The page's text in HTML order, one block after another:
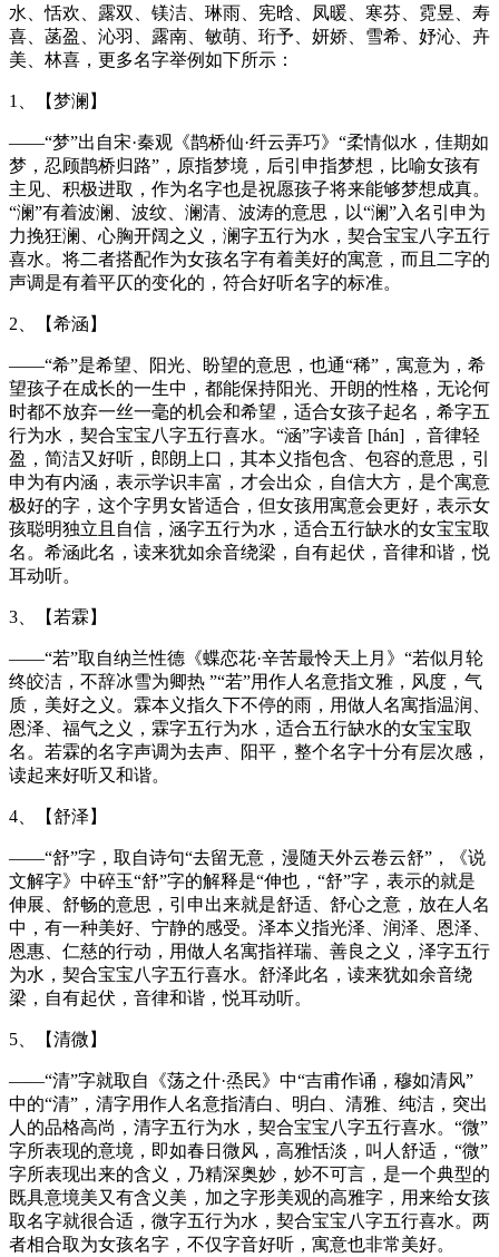
水、恬欢、露双、镁洁、琳雨、宪晗、凤暖、寒芬、霓昱、寿
喜、菡盈、沁羽、露南、敏萌、珩予、妍娇、雪希、妤沁、卉
美、林喜，更多名字举例如下所示：
1、【梦澜】
——“梦”出自宋·秦观《鹊桥仙·纤云弄巧》“柔情似水，佳期如
梦，忍顾鹊桥归路”，原指梦境，后引申指梦想，比喻女孩有
主见、积极进取，作为名字也是祝愿孩子将来能够梦想成真。
“澜”有着波澜、波纹、澜清、波涛的意思，以“澜”入名引申为
力挽狂澜、心胸开阔之义，澜字五行为水，契合宝宝八字五行
喜水。将二者搭配作为女孩名字有着美好的寓意，而且二字的
声调是有着平仄的变化的，符合好听名字的标准。
2、【希涵】
——“希”是希望、阳光、盼望的意思，也通“稀”，寓意为，希
望孩子在成长的一生中，都能保持阳光、开朗的性格，无论何
时都不放弃一丝一毫的机会和希望，适合女孩子起名，希字五
行为水，契合宝宝八字五行喜水。“涵”字读音 [hán] ，音律轻
盈，简洁又好听，郎朗上口，其本义指包含、包容的意思，引
申为有内涵，表示学识丰富，才会出众，自信大方，是个寓意
极好的字，这个字男女皆适合，但女孩用寓意会更好，表示女
孩聪明独立且自信，涵字五行为水，适合五行缺水的女宝宝取
名。希涵此名，读来犹如余音绕梁，自有起伏，音律和谐，悦
耳动听。
3、【若霖】
——“若”取自纳兰性德《蝶恋花·辛苦最怜天上月》“若似月轮
终皎洁，不辞冰雪为卿热 ”“若”用作人名意指文雅，风度，气
质，美好之义。霖本义指久下不停的雨，用做人名寓指温润、
恩泽、福气之义，霖字五行为水，适合五行缺水的女宝宝取
名。若霖的名字声调为去声、阳平，整个名字十分有层次感，
读起来好听又和谐。
4、【舒泽】
——“舒”字，取自诗句“去留无意，漫随天外云卷云舒”，《说
文解字》中碎玉“舒”字的解释是“伸也，“舒”字，表示的就是
伸展、舒畅的意思，引申出来就是舒适、舒心之意，放在人名
中，有一种美好、宁静的感受。泽本义指光泽、润泽、恩泽、
恩惠、仁慈的行动，用做人名寓指祥瑞、善良之义，泽字五行
为水，契合宝宝八字五行喜水。舒泽此名，读来犹如余音绕
梁，自有起伏，音律和谐，悦耳动听。
5、【清微】
——“清”字就取自《荡之什·烝民》中“吉甫作诵，穆如清风”
中的“清”，清字用作人名意指清白、明白、清雅、纯洁，突出
人的品格高尚，清字五行为水，契合宝宝八字五行喜水。“微”
字所表现的意境，即如春日微风，高雅恬淡，叫人舒适，“微”
字所表现出来的含义，乃精深奥妙，妙不可言，是一个典型的
既具意境美又有含义美，加之字形美观的高雅字，用来给女孩
取名字就很合适，微字五行为水，契合宝宝八字五行喜水。两
者相合取为女孩名字，不仅字音好听，寓意也非常美好。